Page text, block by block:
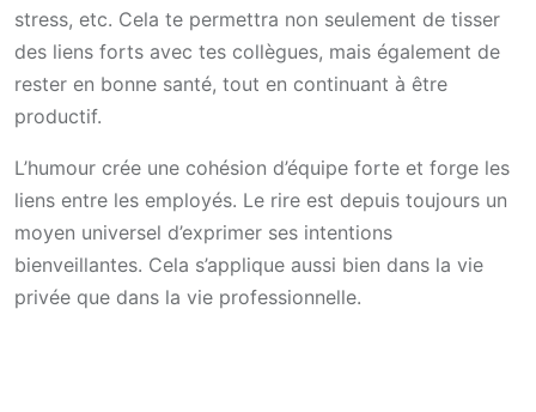
stress, etc. Cela te permettra non seulement de tisser
des liens forts avec tes collègues, mais également de
rester en bonne santé, tout en continuant à être
productif.
L’humour crée une cohésion d’équipe forte et forge les
liens entre les employés. Le rire est depuis toujours un
moyen universel d’exprimer ses intentions
bienveillantes. Cela s’applique aussi bien dans la vie
privée que dans la vie professionnelle.